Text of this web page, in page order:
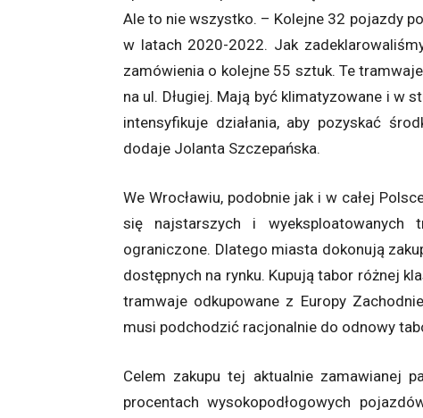
Ale to nie wszystko. – Kolejne 32 pojazdy
w latach 2020-2022. Jak
zamówienia o kolejne 55 sztuk. Te
na ul. Długiej. Mają być klimatyzowane i w
intensyfikuje działania, aby pozyskać
dodaje Jolanta Szczepańska.
We Wrocławiu, podobnie jak i w całej
się najstarszych i wyeksploatowanych
ograniczone. Dlatego miasta dokonują
dostępnych na rynku. Kupują tabor różnej
tramwaje odkupowane z Europy
musi podchodzić racjonalnie do odnowy
Celem zakupu tej aktualnie zamawianej
procentach wysokopodłogowych